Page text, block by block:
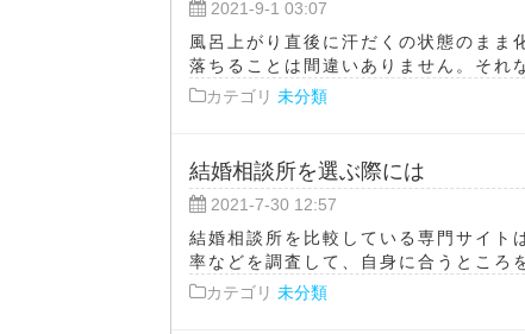
2021-9-1 03:07
風呂上がり直後に汗だくの状態のまま
落ちることは間違いありません。それ
カテゴリ 未分類
結婚相談所を選ぶ際には
2021-7-30 12:57
結婚相談所を比較している専門サイト
率などを調査して、自身に合うところ
カテゴリ 未分類